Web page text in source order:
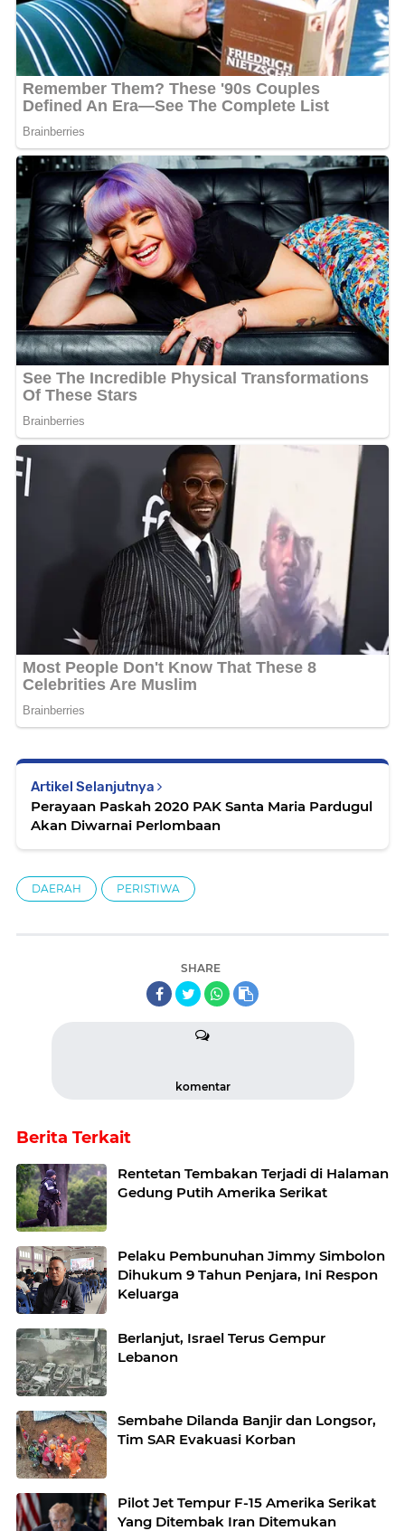
Artikel Selanjutnya
Perayaan Paskah 2020 PAK Santa Maria Pardugul
Akan Diwarnai Perlombaan
DAERAH PERISTIWA
SHARE
komentar
Berita Terkait
Rentetan Tembakan Terjadi di Halaman
Gedung Putih Amerika Serikat
Pelaku Pembunuhan Jimmy Simbolon
Dihukum 9 Tahun Penjara, Ini Respon
Keluarga
Berlanjut, Israel Terus Gempur
Lebanon
Sembahe Dilanda Banjir dan Longsor,
Tim SAR Evakuasi Korban
Pilot Jet Tempur F-15 Amerika Serikat
Yang Ditembak Iran Ditemukan